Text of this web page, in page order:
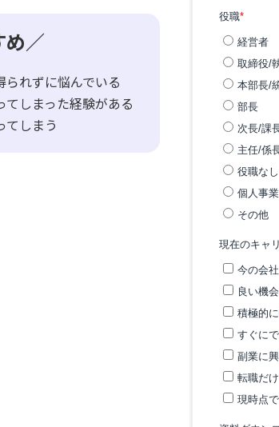
め／
られずに悩んでいる
てしまった経験がある
てしまう